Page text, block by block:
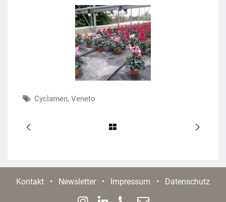
Cyclamen, Veneto
Kontakt • Newsletter • Impressum • Datenschutz